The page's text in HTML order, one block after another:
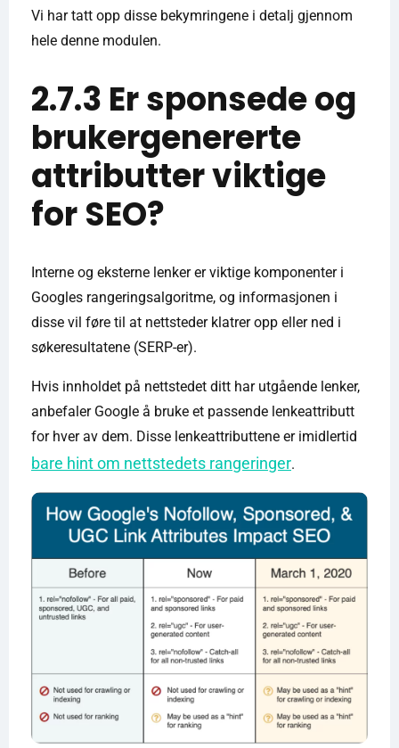
Vi har tatt opp disse bekymringene i detalj gjennom
hele denne modulen.
2.7.3 Er sponsede og
brukergenererte
attributter viktige
for SEO?
Interne og eksterne lenker er viktige komponenter i
Googles rangeringsalgoritme, og informasjonen i
disse vil føre til at nettsteder klatrer opp eller ned i
søkeresultatene (SERP-er).
Hvis innholdet på nettstedet ditt har utgående lenker,
anbefaler Google å bruke et passende lenkeattributt
for hver av dem. Disse lenkeattributtene er imidlertid
bare hint om nettstedets rangeringer.